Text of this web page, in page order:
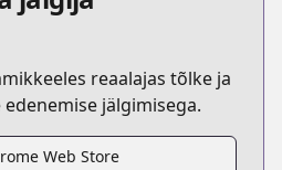
reaalajas tõlke ja
jälgimisega.
Web Store